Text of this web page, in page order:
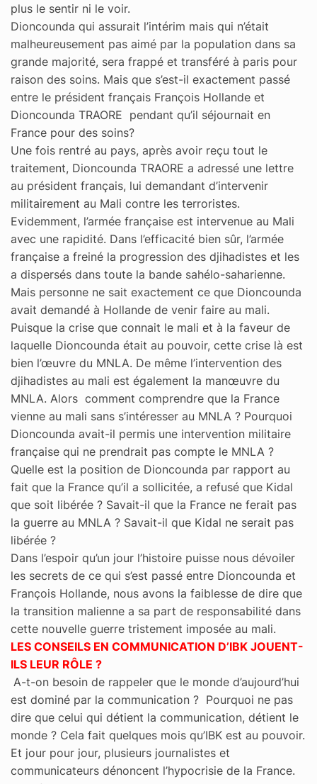
plus le sentir ni le voir.
Dioncounda qui assurait l’intérim mais qui n’était
malheureusement pas aimé par la population dans sa
grande majorité, sera frappé et transféré à paris pour
raison des soins. Mais que s’est-il exactement passé
entre le président français François Hollande et
Dioncounda TRAORE pendant qu’il séjournait en
France pour des soins?
Une fois rentré au pays, après avoir reçu tout le
traitement, Dioncounda TRAORE a adressé une lettre
au président français, lui demandant d’intervenir
militairement au Mali contre les terroristes.
Evidemment, l’armée française est intervenue au Mali
avec une rapidité. Dans l’efficacité bien sûr, l’armée
française a freiné la progression des djihadistes et les
a dispersés dans toute la bande sahélo-saharienne.
Mais personne ne sait exactement ce que Dioncounda
avait demandé à Hollande de venir faire au mali.
Puisque la crise que connait le mali et à la faveur de
laquelle Dioncounda était au pouvoir, cette crise là est
bien l’œuvre du MNLA. De même l’intervention des
djihadistes au mali est également la manœuvre du
MNLA. Alors comment comprendre que la France
vienne au mali sans s’intéresser au MNLA ? Pourquoi
Dioncounda avait-il permis une intervention militaire
française qui ne prendrait pas compte le MNLA ?
Quelle est la position de Dioncounda par rapport au
fait que la France qu’il a sollicitée, a refusé que Kidal
que soit libérée ? Savait-il que la France ne ferait pas
la guerre au MNLA ? Savait-il que Kidal ne serait pas
libérée ?
Dans l’espoir qu’un jour l’histoire puisse nous dévoiler
les secrets de ce qui s’est passé entre Dioncounda et
François Hollande, nous avons la faiblesse de dire que
la transition malienne a sa part de responsabilité dans
cette nouvelle guerre tristement imposée au mali.
LES CONSEILS EN COMMUNICATION D’IBK JOUENT-
ILS LEUR RÔLE ?
A-t-on besoin de rappeler que le monde d’aujourd’hui
est dominé par la communication ? Pourquoi ne pas
dire que celui qui détient la communication, détient le
monde ? Cela fait quelques mois qu’IBK est au pouvoir.
Et jour pour jour, plusieurs journalistes et
communicateurs dénoncent l’hypocrisie de la France.